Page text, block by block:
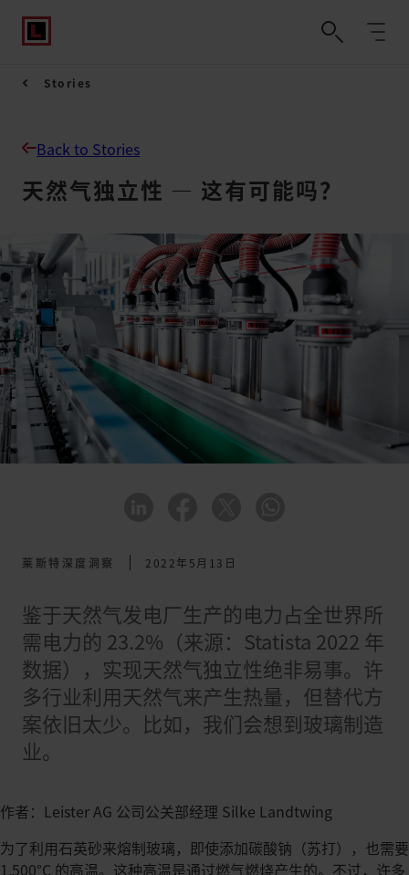
Stories
Back to Stories
天然气独立性 — 这有可能吗？
莱斯特深度洞察 2022年5月13日
鉴于天然气发电厂生产的电力占全世界所
需电力的 23.2%（来源：Statista 2022 年
数据），实现天然气独立性绝非易事。许
多行业利用天然气来产生热量，但替代方
案依旧太少。比如，我们会想到玻璃制造
业。
作者：Leister AG 公司公关部经理 Silke Landtwing
为了利用石英砂来熔制玻璃，即使添加碳酸钠（苏打），也需要
1,500°C 的高温。这种高温是通过燃气燃烧产生的。不过，许多